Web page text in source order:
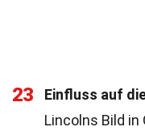
23 Einfluss auf
Lincolns Bild in